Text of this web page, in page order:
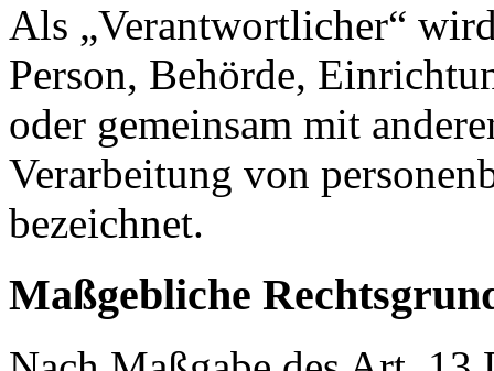
Als „Verantwortlicher“
Person, Behörde,
oder gemeinsam mit
Verarbeitung von
bezeichnet.
Maßgebliche